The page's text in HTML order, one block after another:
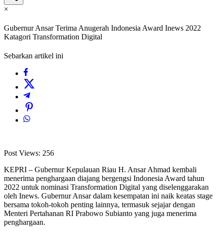
×
Gubernur Ansar Terima Anugerah Indonesia Award Inews 2022
Katagori Transformation Digital
Sebarkan artikel ini
Post Views: 256
KEPRI – Gubernur Kepulauan Riau H. Ansar Ahmad kembali
menerima penghargaan diajang bergengsi Indonesia Award tahun
2022 untuk nominasi Transformation Digital yang diselenggarakan
oleh Inews. Gubernur Ansar dalam kesempatan ini naik keatas stage
bersama tokoh-tokoh penting lainnya, termasuk sejajar dengan
Menteri Pertahanan RI Prabowo Subianto yang juga menerima
penghargaan.